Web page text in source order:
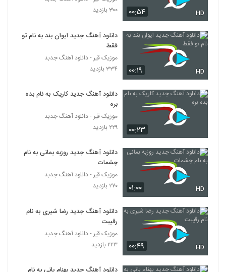
3666
۴۹۲ بازدید
دانلود آهنگ بغض آسمان از پرهام آگاه
3668
امیر فخرالدین آهنگ چه خبرته
۳۷۵ بازدید
دانلود آهنگ جدید و زیبای رضا بهاری با نام
خلوت آشکار
۲۸۸ بازدید
موزیک زیبای دنیای چشمات از مرتضی طالبی
3671
دانلود آهنگ مهدی کیا تویی تو
۳۱۶ بازدید
دانلود آهنگ جدید و زیبای امیر اکو با نام بی ما
دنیایی نیس
۲۷۰ بازدید
۰۰:۵۴ HD
۳۰۰ بازدید
۰۰:۱۹ HD
دانلود آهنگ جدید ایوان بند به نام تو
فقط
موزیک قیر - دانلود آهنگ جدبد
۳۳۴ بازدید
۰۰:۲۳
دانلود آهنگ جدید کاریک به نام بده
بره
موزیک قیر - دانلود آهنگ جدبد
۲۲۹ بازدید
۰۱:۰۰ HD
دانلود آهنگ جدید روزبه بمانی به نام
چشمات
موزیک قیر - دانلود آهنگ جدبد
۲۷۰ بازدید
۰۰:۴۹ HD
دانلود آهنگ جدید رضا شیری به نام
رقیبت
موزیک قیر - دانلود آهنگ جدبد
۲۲۳ بازدید